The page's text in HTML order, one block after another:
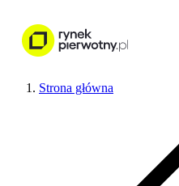
Strona główna